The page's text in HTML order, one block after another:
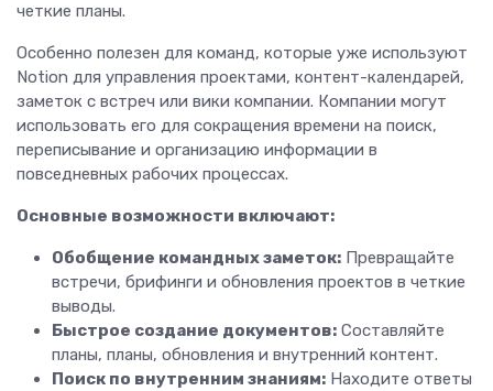
четкие планы.
Особенно полезен для команд, которые уже используют
Notion для управления проектами, контент-календарей,
заметок с встреч или вики компании. Компании могут
использовать его для сокращения времени на поиск,
переписывание и организацию информации в
повседневных рабочих процессах.
Основные возможности включают:
Обобщение командных заметок: Превращайте
встречи, брифинги и обновления проектов в четкие
выводы.
Быстрое создание документов: Составляйте
планы, планы, обновления и внутренний контент.
Поиск по внутренним знаниям: Находите ответы